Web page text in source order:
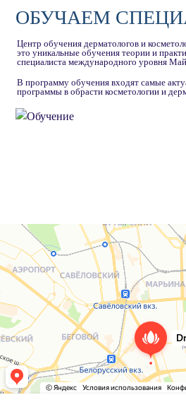
ОБУЧАЕМ
Центр обучения дерматологов и
это уникальные обучения теории и
специалиста международного уровня
В программу обучения входят самые
программы в обрасти косметологии и